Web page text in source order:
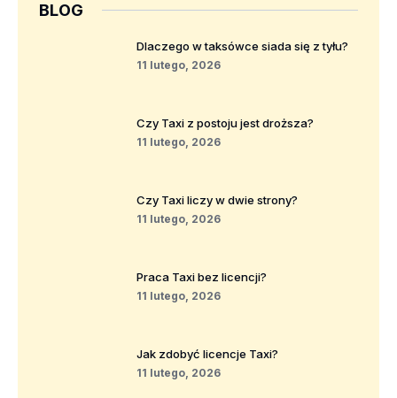
BLOG
Dlaczego w taksówce siada się z tyłu?
11 lutego, 2026
Czy Taxi z postoju jest droższa?
11 lutego, 2026
Czy Taxi liczy w dwie strony?
11 lutego, 2026
Praca Taxi bez licencji?
11 lutego, 2026
Jak zdobyć licencje Taxi?
11 lutego, 2026